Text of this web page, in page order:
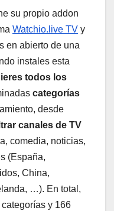
su propio addon
Watchio.live TV y
en abierto de una
instales esta
todos los
categorías
desde
canales de TV
comedia, noticias,
(España,
China,
…). En total,
y 166